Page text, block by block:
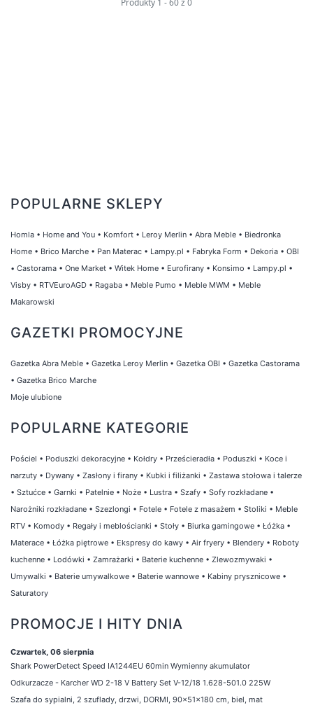
ogród stanie się miejscem relaksu i
wypoczynku. Dzięki nim będziesz mógł
stworzyć swoją wymarzoną przestrzeń na
świeżym powietrzu.
Zapraszamy do zapoznania się z naszą
kategorią DUKA i odkrycia niezliczonych
Dzięki naszym produktom będziesz mógł
stworzyć przytulne i stylowe otoczenie, które
odzwierciedli Twoje osobiste gusta i
preferencje. Odkryj naszą ofertę i stwórz
Produkty 1 -60z 0
POPULARNE SKLEPY
Homla • Home and You • Komfort • Leroy Merlin • Abra Meble • Biedronka
Home • Brico Marche • Pan Materac • Lampy.pl • Fabryka Form • Dekoria • OBI
• Castorama • One Market • Witek Home • Eurofirany • Konsimo • Lampy.pl •
Visby • RTVEuroAGD • Ragaba • Meble Pumo • Meble MWM • Meble
Makarowski
GAZETKI PROMOCYJNE
Gazetka Abra Meble • Gazetka Leroy Merlin • Gazetka OBI • Gazetka Castorama
• Gazetka Brico Marche
Moje ulubione
POPULARNE KATEGORIE
Pościel • Poduszki dekoracyjne • Kołdry • Prześcieradła • Poduszki • Koce i
narzuty • Dywany • Zasłony i firany • Kubki i filiżanki • Zastawa stołowa i talerze
• Sztućce • Garnki • Patelnie • Noże • Lustra • Szafy • Sofy rozkładane •
Narożniki rozkładane • Szezlongi • Fotele • Fotele z masażem • Stoliki • Meble
RTV • Komody • Regały i meblościanki • Stoły • Biurka gamingowe • Łóżka •
Materace • Łóżka piętrowe • Ekspresy do kawy • Air fryery • Blendery • Roboty
kuchenne • Lodówki • Zamrażarki • Baterie kuchenne • Zlewozmywaki •
Umywalki • Baterie umywalkowe • Baterie wannowe • Kabiny prysznicowe •
Saturatory
PROMOCJE I HITY DNIA
Czwartek, 06 sierpnia
Shark PowerDetect Speed IA1244EU 60min Wymienny akumulator
Odkurzacze - Karcher WD 2-18 V Battery Set V-12/18 1.628-501.0 225W
Szafa do sypialni, 2 szuflady, drzwi, DORMI, 90x51x180 cm, biel, mat